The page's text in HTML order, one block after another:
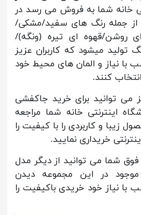
خانه شما به فروش می رسد در
از جمله رنگ های سفید/مشکی/
روشن/قهوه ای تیره (ونگه)/
میشود که کاربران عزیز
با نیاز و المان های محیط خود
کنند.
می توانید برای خرید جاکفشی
اینترنتی خانه شما مراجعه
زیبا و کاربردی را با کیفیت را
خریداری نمایید.
شما می توانید از دیگر مدل
در این مجموعه دیدن
با نیاز خود خریدی باکیفیت را